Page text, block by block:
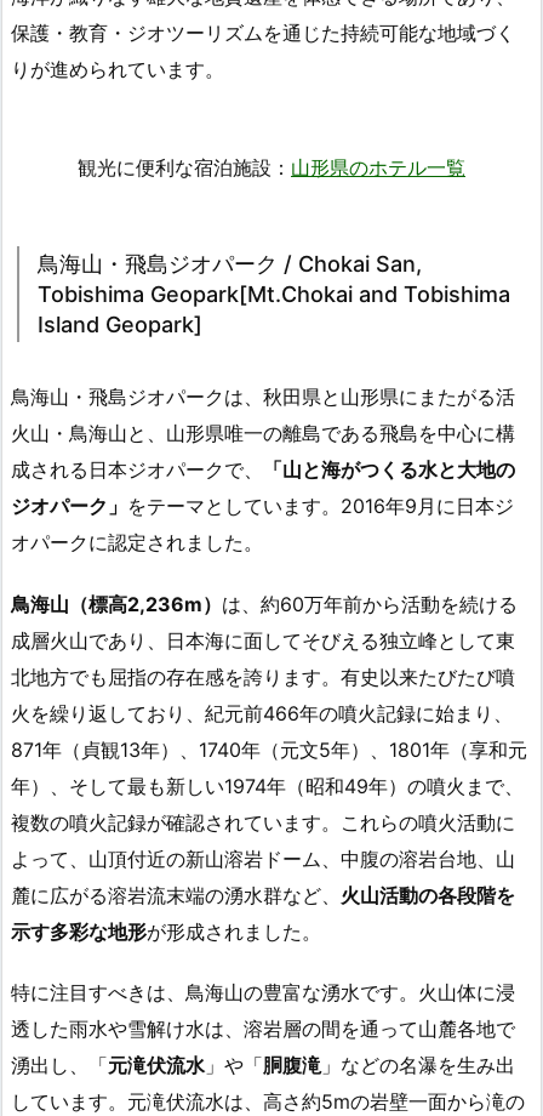
保護・教育・ジオツーリズムを通じた持続可能な地域づく
りが進められています。
観光に便利な宿泊施設： 山形県のホテル一覧
鳥海山・飛島ジオパーク / Chokai San,
Tobishima Geopark[Mt.Chokai and Tobishima
Island Geopark]
鳥海山・飛島ジオパークは、秋田県と山形県にまたがる活
火山・鳥海山と、山形県唯一の離島である飛島を中心に構
成される日本ジオパークで、
「山と海がつくる水と大地の
ジオパーク」 をテーマとしています。2016年9月に日本ジ
オパークに認定されました。
鳥海山（標高2,236m） は、約60万年前から活動を続ける
成層火山であり、日本海に面してそびえる独立峰として東
北地方でも屈指の存在感を誇ります。有史以来たびたび噴
火を繰り返しており、紀元前466年の噴火記録に始まり、
871年（貞観13年）、1740年（元文5年）、1801年（享和元
年）、そして最も新しい1974年（昭和49年）の噴火まで、
複数の噴火記録が確認されています。これらの噴火活動に
よって、山頂付近の新山溶岩ドーム、中腹の溶岩台地、山
麓に広がる溶岩流末端の湧水群など、 火山活動の各段階を
示す多彩な地形が形成されました。
特に注目すべきは、鳥海山の豊富な湧水です。火山体に浸
透した雨水や雪解け水は、溶岩層の間を通って山麓各地で
湧出し、「元滝伏流水」や「胴腹滝」などの名瀑を生み出
しています。元滝伏流水は、高さ約5mの岩壁一面から滝の